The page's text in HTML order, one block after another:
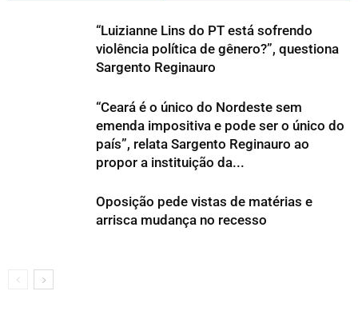
“Luizianne Lins do PT está sofrendo
violência política de gênero?”, questiona
Sargento Reginauro
“Ceará é o único do Nordeste sem
emenda impositiva e pode ser o único do
país”, relata Sargento Reginauro ao
propor a instituição da...
Oposição pede vistas de matérias e
arrisca mudança no recesso